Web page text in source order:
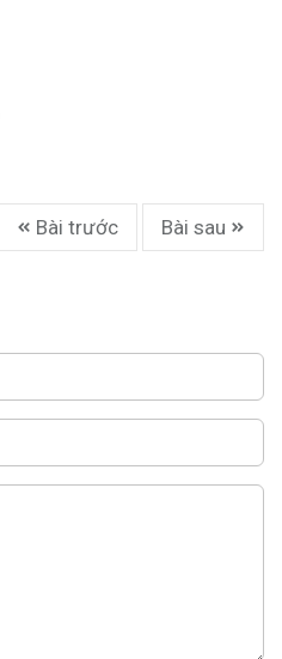
Bài trước Bài sau